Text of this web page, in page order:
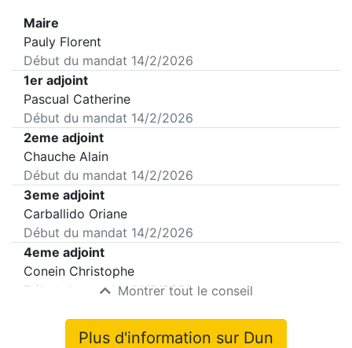
Maire
Pauly Florent
Début du mandat 14/2/2026
1er adjoint
Pascual Catherine
Début du mandat 14/2/2026
2eme adjoint
Chauche Alain
Début du mandat 14/2/2026
3eme adjoint
Carballido Oriane
Début du mandat 14/2/2026
4eme adjoint
Conein Christophe
Début du mandat14/2/2026
Montrer tout le conseil
Plus d'information sur Dun